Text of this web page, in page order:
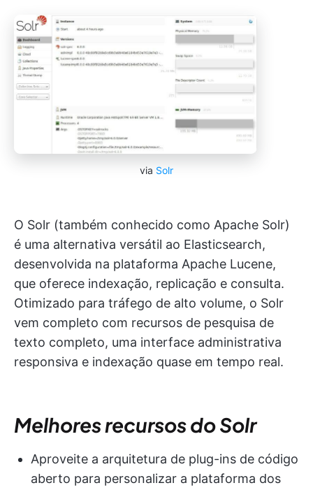
via Solr
O Solr (também conhecido como Apache Solr)
é uma alternativa versátil ao Elasticsearch,
desenvolvida na plataforma Apache Lucene,
que oferece indexação, replicação e consulta.
Otimizado para tráfego de alto volume, o Solr
vem completo com recursos de pesquisa de
texto completo, uma interface administrativa
responsiva e indexação quase em tempo real.
Melhores recursos do Solr
Aproveite a arquitetura de plug-ins de código
aberto para personalizar a plataforma dos